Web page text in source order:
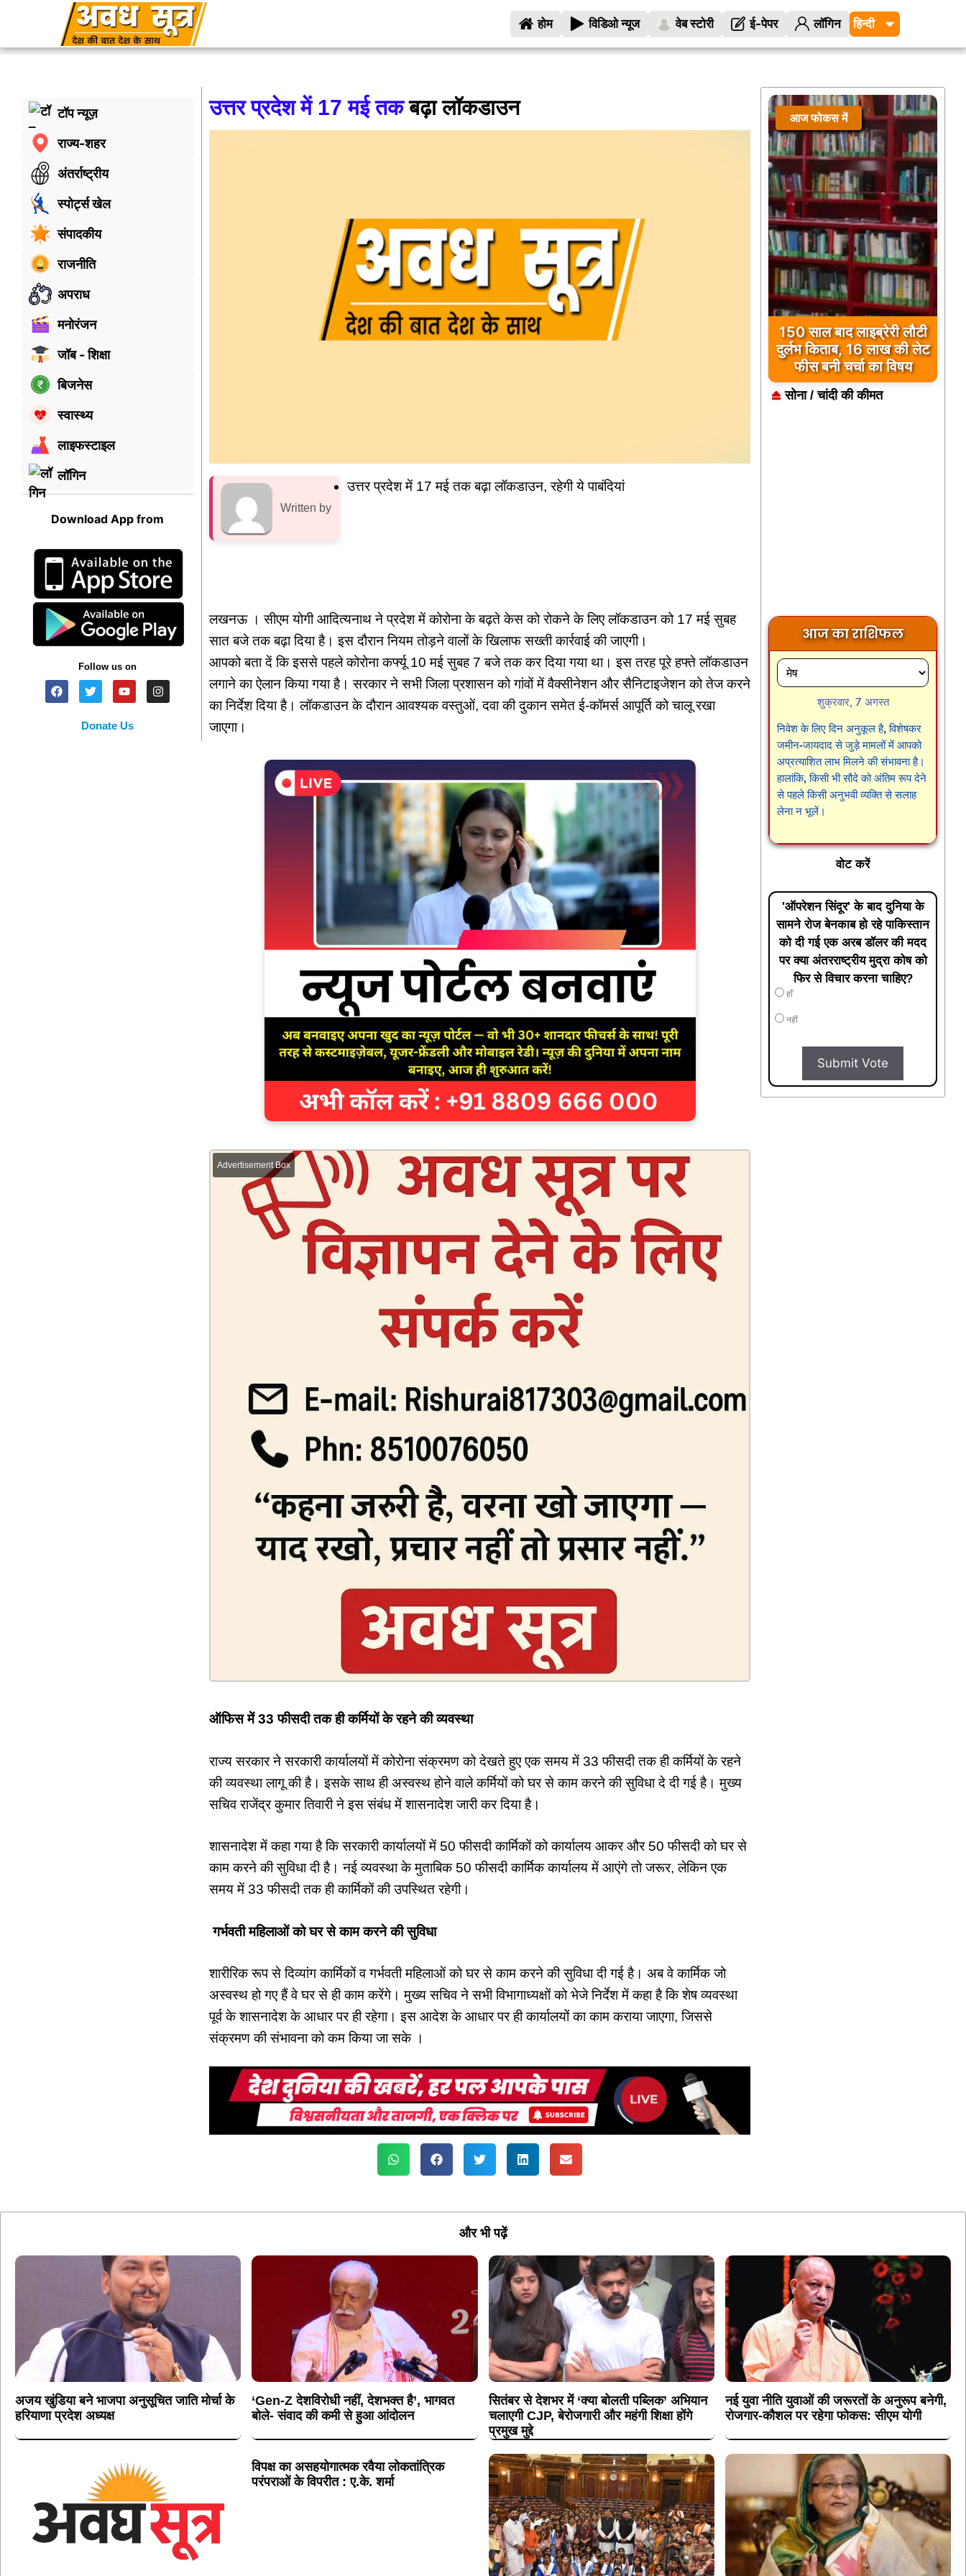
होम विडिओ न्यूज वेब स्टोरी ई-पेपर लॉगिन
टॉप न्यूज़
राज्य-शहर
अंतर्राष्ट्रीय
स्पोर्ट्स खेल
संपादकीय
राजनीति
अपराध
मनोरंजन
जॉब - शिक्षा
बिजनेस
स्वास्थ्य
लाइफस्टाइल
लॉगिन
Download App from
Follow us on
Donate Us
उत्तर प्रदेश में 17 मई तकबढ़ा लॉकडाउन
Written by
उत्तर प्रदेश में 17 मई तक बढ़ा लॉकडाउन, रहेगी ये पाबंदियां
लखनऊ । सीएम योगी आदित्यनाथ ने प्रदेश में कोरोना के बढ़ते केस को रोकने के लिए लॉकडाउन को 17 मई सुबह
सात बजे तक बढ़ा दिया है। इस दौरान नियम तोड़ने वालों के खिलाफ सख्ती कार्रवाई की जाएगी।
आपको बता दें कि इससे पहले कोरोना कर्फ्यू 10 मई सुबह 7 बजे तक कर दिया गया था। इस तरह पूरे हफ्ते लॉकडाउन
लगाने का ऐलान किया गया है। सरकार ने सभी जिला प्रशासन को गांवों में वैक्सीनेशन और सैनिटाइजेशन को तेज करने
का निर्देश दिया है। लॉकडाउन के दौरान आवश्यक वस्तुओं, दवा की दुकान समेत ई-कॉमर्स आपूर्ति को चालू रखा
जाएगा।
Advertisement Box
ऑफिस में 33 फीसदी तक ही कर्मियों के रहने की व्यवस्था
राज्य सरकार ने सरकारी कार्यालयों में कोरोना संक्रमण को देखते हुए एक समय में 33 फीसदी तक ही कर्मियों के रहने
की व्यवस्था लागू की है। इसके साथ ही अस्वस्थ होने वाले कर्मियों को घर से काम करने की सुविधा दे दी गई है। मुख्य
सचिव राजेंद्र कुमार तिवारी ने इस संबंध में शासनादेश जारी कर दिया है।
शासनादेश में कहा गया है कि सरकारी कार्यालयों में 50 फीसदी कार्मिकों को कार्यालय आकर और 50 फीसदी को घर से
काम करने की सुविधा दी है। नई व्यवस्था के मुताबिक 50 फीसदी कार्मिक कार्यालय में आएंगे तो जरूर, लेकिन एक
समय में 33 फीसदी तक ही कार्मिकों की उपस्थित रहेगी।
गर्भवती महिलाओं को घर से काम करने की सुविधा
शारीरिक रूप से दिव्यांग कार्मिकों व गर्भवती महिलाओं को घर से काम करने की सुविधा दी गई है। अब वे कार्मिक जो
अस्वस्थ हो गए हैं वे घर से ही काम करेंगे। मुख्य सचिव ने सभी विभागाध्यक्षों को भेजे निर्देश में कहा है कि शेष व्यवस्था
पूर्व के शासनादेश के आधार पर ही रहेगा। इस आदेश के आधार पर ही कार्यालयों का काम कराया जाएगा, जिससे
संक्रमण की संभावना को कम किया जा सके ।
आज फोकस में
150 साल बाद लाइब्रेरी लौटी
दुर्लभ किताब, 16 लाख की लेट
फीस बनी चर्चा का विषय
सोना / चांदी की कीमत
आज का राशिफल
शुक्रवार, 7 अगस्त
निवेश के लिए दिन अनुकूल है, विशेषकर
जमीन-जायदाद से जुड़े मामलों में आपको
अप्रत्याशित लाभ मिलने की संभावना है।
हालांकि, किसी भी सौदे को अंतिम रूप देने
से पहले किसी अनुभवी व्यक्ति से सलाह
लेना न भूलें।
वोट करें
'ऑपरेशन सिंदूर' के बाद दुनिया के
सामने रोज बेनकाब हो रहे पाकिस्तान
को दी गई एक अरब डॉलर की मदद
पर क्या अंतरराष्ट्रीय मुद्रा कोष को
फिर से विचार करना चाहिए?
हाँ
नहीं
Submit Vote
और भी पढ़ें
अजय खुंडिया बने भाजपा अनुसूचित जाति मोर्चा के
हरियाणा प्रदेश अध्यक्ष
‘Gen-Z देशविरोधी नहीं, देशभक्त है’, भागवत
बोले- संवाद की कमी से हुआ आंदोलन
सितंबर से देशभर में ‘क्या बोलती पब्लिक’ अभियान
चलाएगी CJP, बेरोजगारी और महंगी शिक्षा होंगे
प्रमुख मुद्दे
नई युवा नीति युवाओं की जरूरतों के अनुरूप बनेगी,
रोजगार-कौशल पर रहेगा फोकस: सीएम योगी
विपक्ष का असहयोगात्मक रवैया लोकतांत्रिक
परंपराओं के विपरीत : ए.के. शर्मा